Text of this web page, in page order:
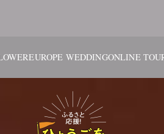
ブルー
旅と花、そしてヨー
EUROPE WEDDINGONLINE